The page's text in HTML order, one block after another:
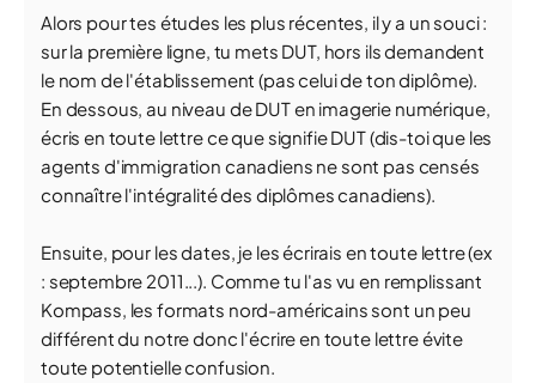
Alors pour tes études les plus récentes, il y a un souci :
sur la première ligne, tu mets DUT, hors ils demandent
le nom de l'établissement (pas celui de ton diplôme).
En dessous, au niveau de DUT en imagerie numérique,
écris en toute lettre ce que signifie DUT (dis-toi que les
agents d'immigration canadiens ne sont pas censés
connaître l'intégralité des diplômes canadiens).
Ensuite, pour les dates, je les écrirais en toute lettre (ex
: septembre 2011...). Comme tu l'as vu en remplissant
Kompass, les formats nord-américains sont un peu
différent du notre donc l'écrire en toute lettre évite
toute potentielle confusion.